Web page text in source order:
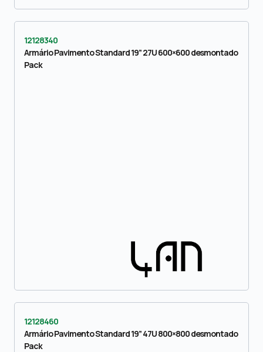
12128340
Armário Pavimento Standard 19” 27U 600×600 desmontado
Pack
12128460
Armário Pavimento Standard 19” 47U 800×800 desmontado
Pack